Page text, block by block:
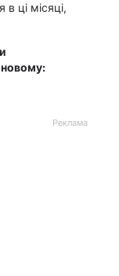
ці місяці,
новому:
Реклама